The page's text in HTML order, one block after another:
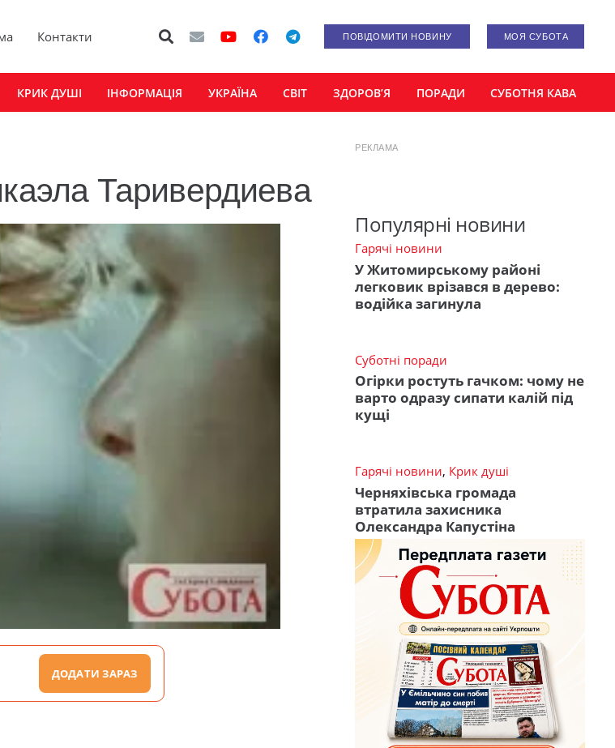
Контакти ПОВІДОМИТИ НОВИНУ МОЯ СУБОТА
КРИК ДУШІ ІНФОРМАЦІЯ УКРАЇНА СВІТ ЗДОРОВ’Я ПОРАДИ СУБОТНЯ КАВА
Таривердиева
ДОДАТИ ЗАРАЗ
РЕКЛАМА
Популярні новини
Гарячі новини
У Житомирському районі
легковик врізався в дерево:
водійка загинула
Суботні поради
Огірки ростуть гачком: чому не
варто одразу сипати калій під
кущі
Гарячі новини, Крик душі
Черняхівська громада
втратила захисника
Олександра Капустіна